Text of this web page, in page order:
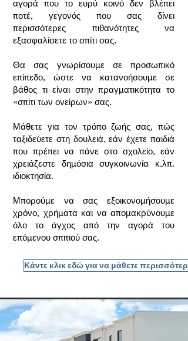
αγορά που το ευρύ κοινό δεν βλέπει
ποτέ, γεγονός που σας δίνει
περισσότερες πιθανότητες να
εξασφαλίσετε το σπίτι σας.
Θα σας γνωρίσουμε σε προσωπικό
επίπεδο, ώστε να κατανοήσουμε σε
βάθος τι είναι στην πραγματικότητα το
«σπίτι των ονείρων» σας.
Μάθετε για τον τρόπο ζωής σας, πώς
ταξιδεύετε στη δουλειά, εάν έχετε παιδιά
που πρέπει να πάνε στο σχολείο, εάν
χρειάζεστε δημόσια συγκοινωνία κ.λπ.
ιδιοκτησία.
Μπορούμε να σας εξοικονομήσουμε
χρόνο, χρήματα και να απομακρύνουμε
όλο το άγχος από την αγορά του
επόμενου σπιτιού σας.
Κάντε κλικ εδώ για να μάθετε περισσότερα